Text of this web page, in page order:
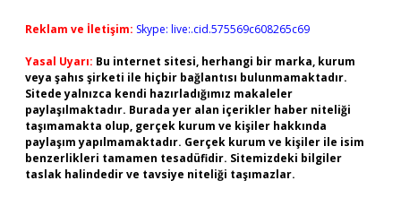
Reklam ve İletişim: Skype: live:.cid.575569c608265c69
Yasal Uyarı: Bu internet sitesi, herhangi bir marka, kurum
veya şahıs şirketi ile hiçbir bağlantısı bulunmamaktadır.
Sitede yalnızca kendi hazırladığımız makaleler
paylaşılmaktadır. Burada yer alan içerikler haber niteliği
taşımamakta olup, gerçek kurum ve kişiler hakkında
paylaşım yapılmamaktadır. Gerçek kurum ve kişiler ile isim
benzerlikleri tamamen tesadüfidir. Sitemizdeki bilgiler
taslak halindedir ve tavsiye niteliği taşımazlar.